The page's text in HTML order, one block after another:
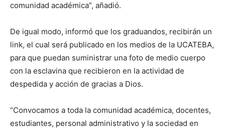
comunidad acadé­mica”, añadió.
De igual modo, in­formó que los gra­duandos, recibirán un
link, el cual será publicado en los medios de la UCATEBA,
para que puedan suministrar una foto de medio cuerpo
con la escla­vi­na que recibieron en la actividad de
despedida y acción de gracias a Dios.
“Convocamos a toda la comunidad académica, docentes,
estudiantes, personal administrativo y la sociedad en